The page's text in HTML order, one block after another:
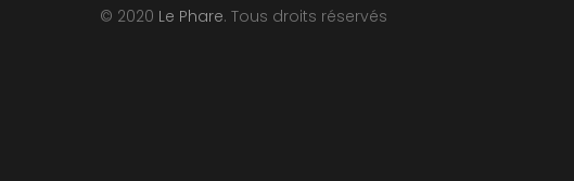
© 2020 Le Phare. Tous droits réservés